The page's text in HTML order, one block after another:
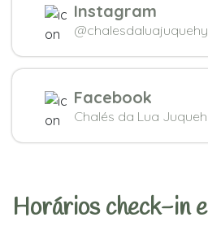
Instagram
@chalesdaluajuquehy
Facebook
Chalés da Lua
Horários check-in